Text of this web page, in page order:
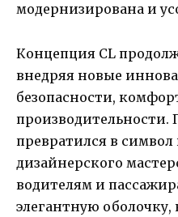
модернизирована и
Концепция CL
внедряя новые
безопасности,
производительности.
превратился в
дизайнерского
водителям и
элегантную